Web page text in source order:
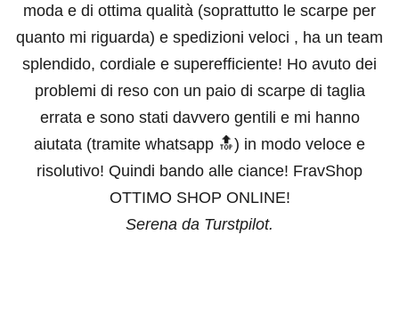
moda e di ottima qualità (soprattutto le scarpe per
quanto mi riguarda) e spedizioni veloci , ha un team
splendido, cordiale e superefficiente! Ho avuto dei
problemi di reso con un paio di scarpe di taglia
errata e sono stati davvero gentili e mi hanno
aiutata (tramite whatsapp 🔝) in modo veloce e
risolutivo! Quindi bando alle ciance! FravShop
OTTIMO SHOP ONLINE!
Serena da Turstpilot.